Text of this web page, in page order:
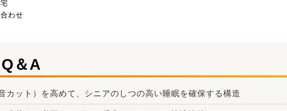
わせ
＆A
カット）を高めて、シニアのしつの高い睡眠を確保する構造